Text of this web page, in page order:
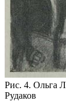
Рис. 4. Ольга
Рудаков